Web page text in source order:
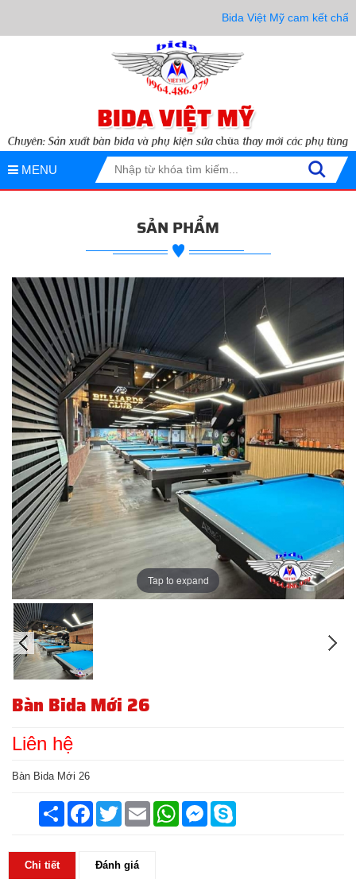
Bida Việt Mỹ cam kết chất
MENU
SẢN PHẨM
Tap to expand
Bàn Bida Mới 26
Liên hệ
Bàn Bida Mới 26
Chia
sẻ
FacebookTwitter Email WhatsAppMessenger
Chi tiết Đánh giá